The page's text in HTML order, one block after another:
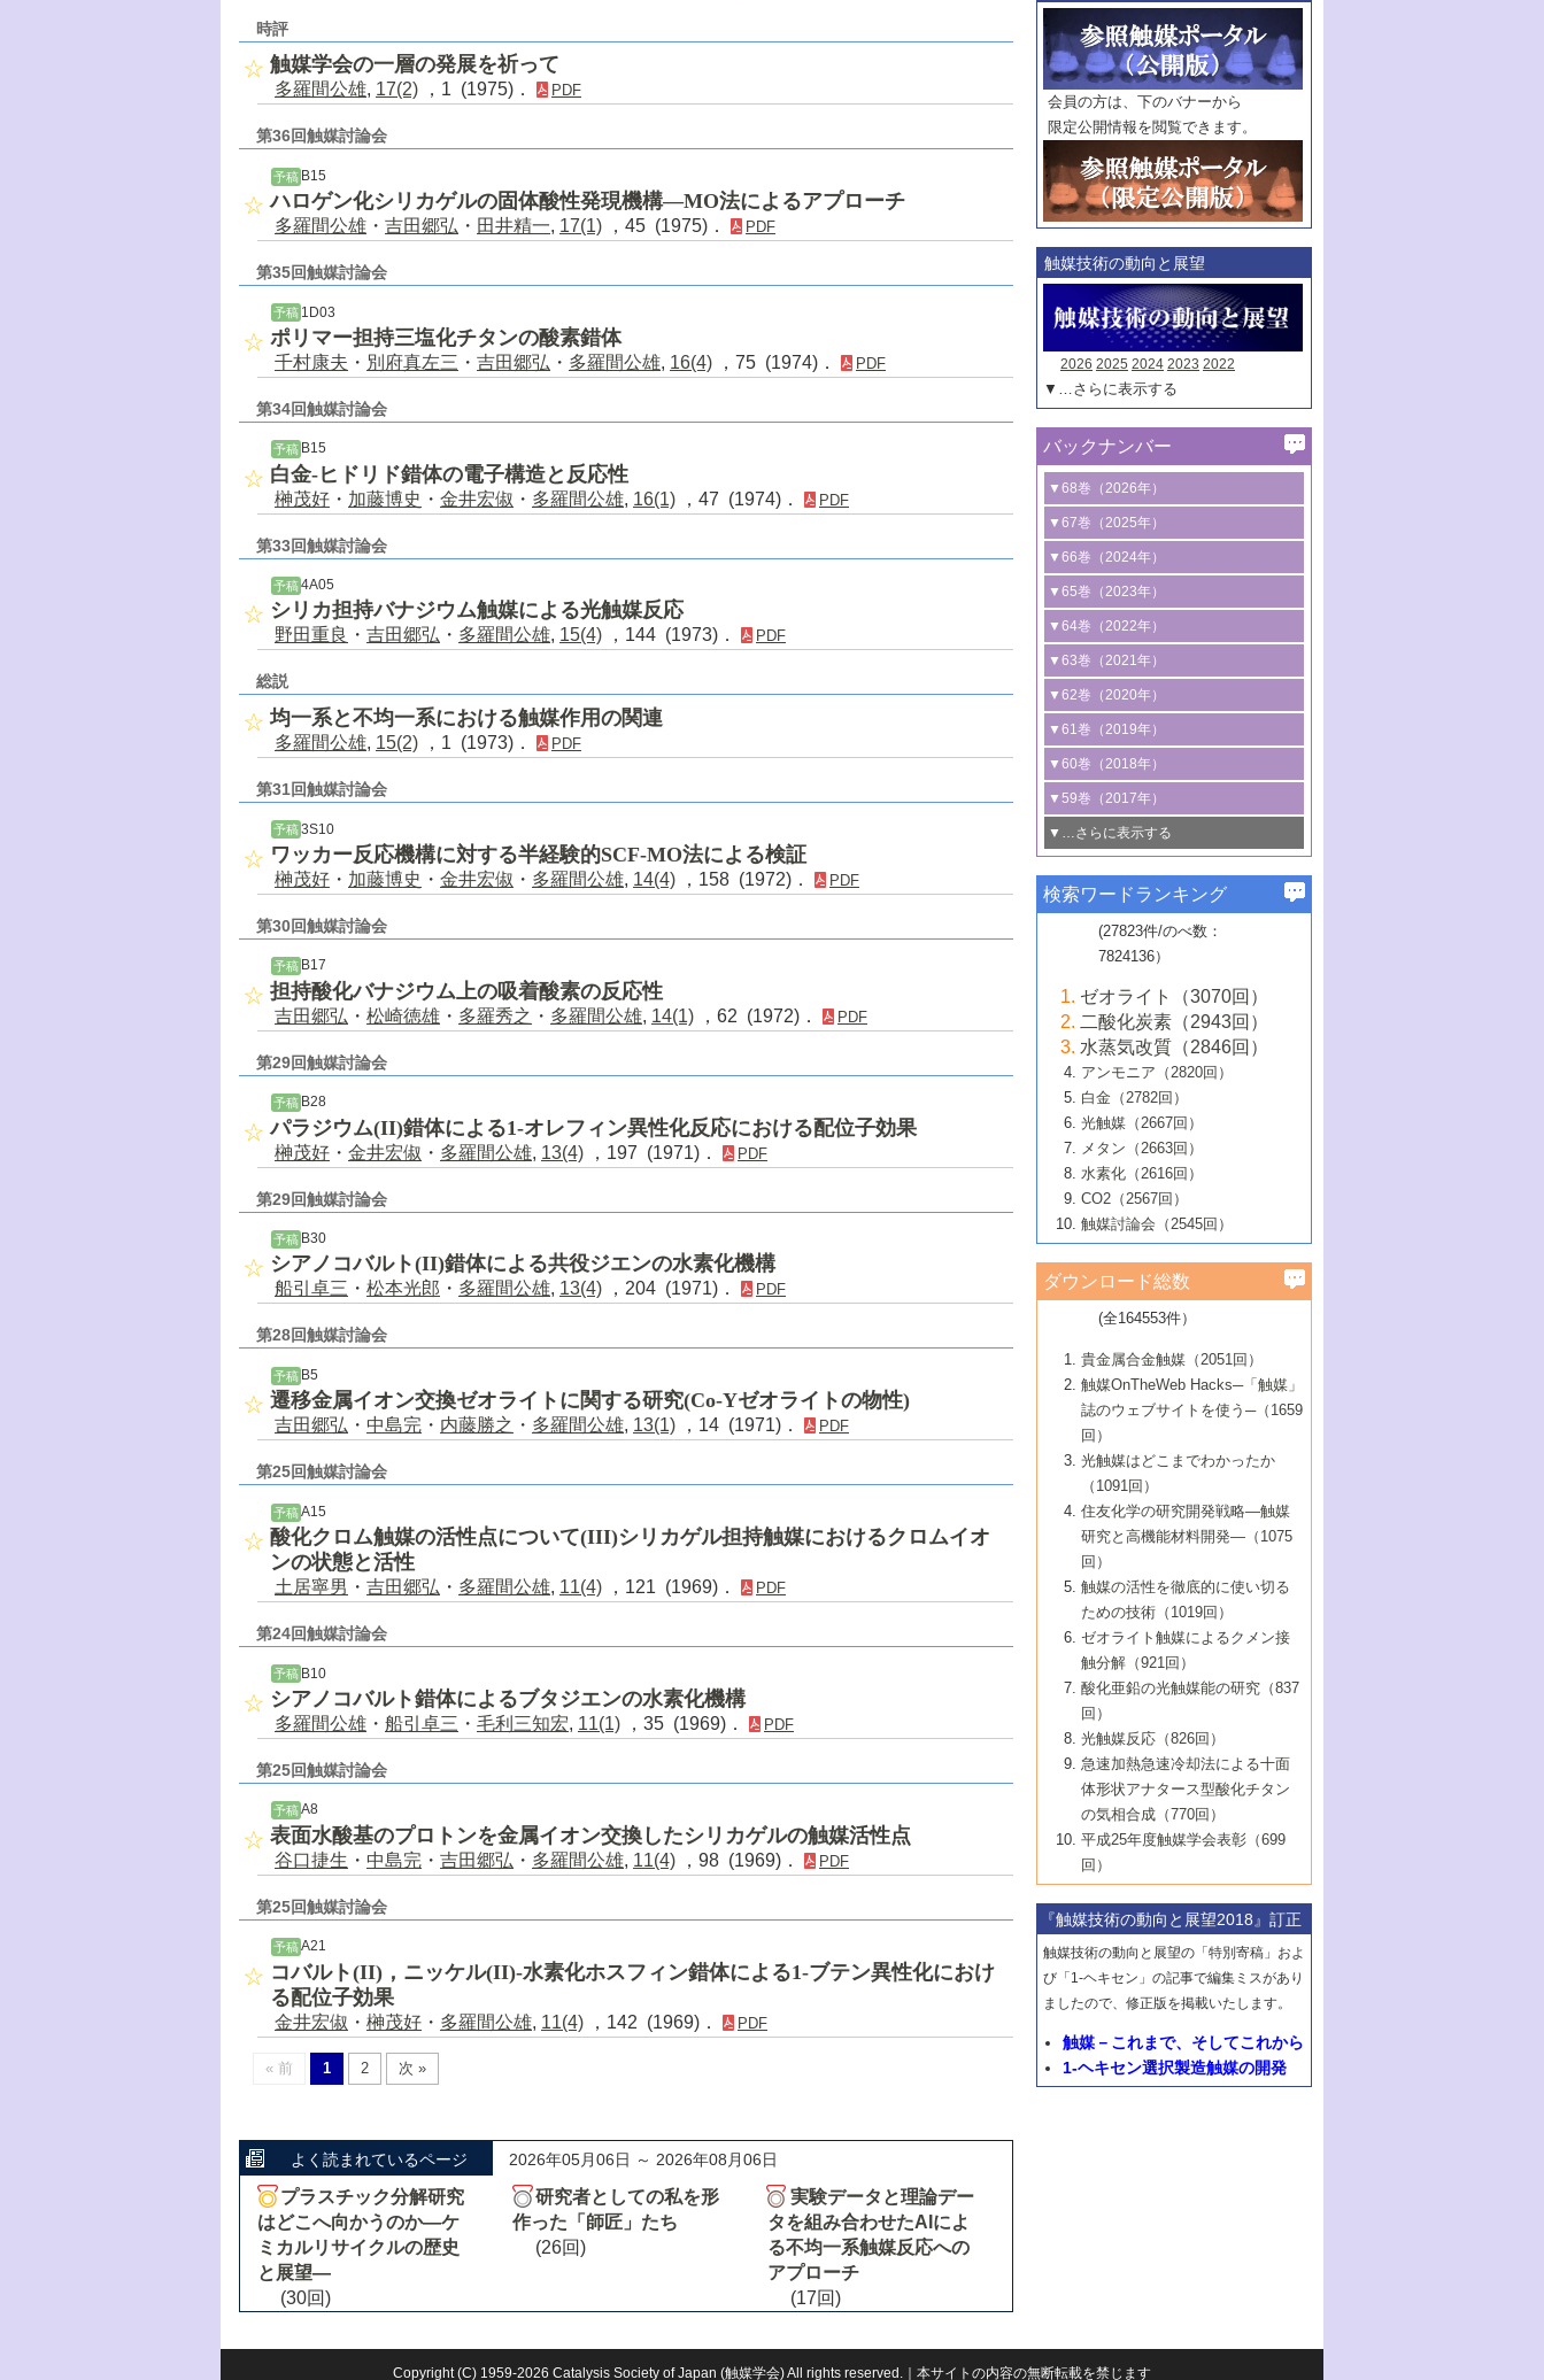
時評
触媒学会の一層の発展を祈って
多羅間公雄, 17(2) ，1 (1975)． PDF
第36回触媒討論会
予稿B15
ハロゲン化シリカゲルの固体酸性発現機構―MO法によるアプローチ
多羅間公雄 ・ 吉田郷弘 ・ 田井精一, 17(1) ，45 (1975)． PDF
第35回触媒討論会
予稿 1D03
ポリマー担持三塩化チタンの酸素錯体
千村康夫 ・ 別府真左三 ・ 吉田郷弘 ・ 多羅間公雄, 16(4) ，75 (1974)． PDF
第34回触媒討論会
予稿 B15
白金-ヒドリド錯体の電子構造と反応性
榊茂好 ・ 加藤博史 ・ 金井宏俶 ・ 多羅間公雄, 16(1) ，47 (1974)． PDF
第33回触媒討論会
予稿 4A05
シリカ担持バナジウム触媒による光触媒反応
野田重良 ・ 吉田郷弘 ・ 多羅間公雄, 15(4) ，144 (1973)． PDF
総説
均一系と不均一系における触媒作用の関連
多羅間公雄, 15(2) ，1 (1973)． PDF
第31回触媒討論会
予稿 3S10
ワッカー反応機構に対する半経験的SCF-MO法による検証
榊茂好 ・ 加藤博史 ・ 金井宏俶 ・ 多羅間公雄, 14(4) ，158 (1972)． PDF
第30回触媒討論会
予稿 B17
担持酸化バナジウム上の吸着酸素の反応性
吉田郷弘 ・ 松崎徳雄 ・ 多羅秀之 ・ 多羅間公雄, 14(1) ，62 (1972)． PDF
第29回触媒討論会
予稿 B28
パラジウム(II)錯体による1-オレフィン異性化反応における配位子効果
榊茂好 ・ 金井宏俶 ・ 多羅間公雄, 13(4) ，197 (1971)． PDF
第29回触媒討論会
予稿 B30
シアノコバルト(II)錯体による共役ジエンの水素化機構
船引卓三 ・ 松本光郎 ・ 多羅間公雄, 13(4) ，204 (1971)． PDF
第28回触媒討論会
予稿 B5
遷移金属イオン交換ゼオライトに関する研究(Co-Yゼオライトの物性)
吉田郷弘 ・ 中島完 ・ 内藤勝之 ・ 多羅間公雄, 13(1) ，14 (1971)． PDF
第25回触媒討論会
予稿A15
酸化クロム触媒の活性点について(III)シリカゲル担持触媒におけるクロムイオ
ンの状態と活性
土居寧男 ・ 吉田郷弘 ・ 多羅間公雄, 11(4) ，121 (1969)． PDF
第24回触媒討論会
予稿 B10
シアノコバルト錯体によるブタジエンの水素化機構
多羅間公雄 ・ 船引卓三 ・ 毛利三知宏, 11(1) ，35 (1969)． PDF
第25回触媒討論会
予稿 A8
表面水酸基のプロトンを金属イオン交換したシリカゲルの触媒活性点
谷口捷生 ・ 中島完 ・ 吉田郷弘 ・ 多羅間公雄, 11(4) ，98 (1969)． PDF
第25回触媒討論会
予稿 A21
コバルト(II)，ニッケル(II)-水素化ホスフィン錯体による1-ブテン異性化におけ
る配位子効果
金井宏俶 ・ 榊茂好 ・ 多羅間公雄, 11(4) ，142 (1969)． PDF
« 前 1 2 次 »
よく読まれているページ 2026年05月06日 ～ 2026年08月06日
プラスチック分解研究
はどこへ向かうのか―ケ
ミカルリサイクルの歴史
と展望―
(30回)
研究者としての私を形
作った「師匠」たち
(26回)
実験データと理論デー
タを組み合わせたAIによ
る不均一系触媒反応への
アプローチ
(17回)
会員の方は、下のバナーから
限定公開情報を閲覧できます。
触媒技術の動向と展望
2026 2025 2024 2023 2022
▼…さらに表示する
バックナンバー
▼68巻（2026年）
1号 過酸化水素合成に関する研究動向
2号 コンピューター技術により加速する
触媒開発
3号 有機分子変換やCO 資源化のための
光触媒に関する最近の研究
B号 第137回触媒討論会（2026年）
▼67巻（2025年）
1号 CO
水素化によるグリーン燃料/グリ
ーンケミカル製造
2号 水素製造のための水分解技術に関す
る最近の研究
3号 オレフィン系樹脂の精密合成に関す
る最新技術
4号 アルコール類の効率的変換を実現す
る非貴金属触媒の研究動向
5号 ゼオライトの合成と応用における研
究動向
6号 ヘテロ接合界面
B号 第135回触媒討論会（2025年）
▼66巻（2024年）
1号 低次元ナノ構造を有する触媒材料
2号 規制反応場を活用した固体触媒研究
の新展開
3号 未踏分子変換を目指した酸化触媒プ
ロセスの最前線
4号 シンクロトロン放射光および中性子
線を利用した触媒解析技術の最先端
5号 単原子触媒
6号 参照触媒委員会からのお知らせ
B号 第133回触媒討論会（2023年）
▼65巻（2023年）
1号 炭素が関わる触媒機能
2号 プラスチックケミカルリサイクルの
ための触媒技術
3号 非酸化物系金属化合物を基盤とした
触媒材料の開発
4号 格子酸素・格子酸素欠陥を利用した
触媒反応
5号 生体触媒によるエネルギー変換反応
6号 窒素とリンの循環のための触媒・機
能性材料
▼64巻（2022年）
1号 合成ガス製造とCOを用いるケミカル
ズ合成の最新動向
2号 化学品合成のための合金触媒開発
3号 CO の排出削減および有効活用のた
めの触媒技術
4号 若手による情報発信企画～とびたて
若き触媒の研究者たち～（1）
若き触媒の研究者たち～（2）
6号 石油のノーブル・ユースを志向した
触媒技術
大学：オンライン・対面開催）
▼63巻（2021年）
1号 金触媒の新展開
2号 ペロブスカイト
3号 特殊反応場を利用した触媒的分子変
換反応
4号 多孔質材料を用いた触媒の新展開
5号 情報学的手法を用いた触媒開発
6号 カーボンニュートラルに向けた電解
技術
B号 第127回触媒討論会（2021年・オン
ライン開催(Zoom)のみ）
▼62巻（2020年）
1号 触媒設計を拓く欠陥構造のキャラク
タリゼーション
2号 機能化学品製造に資するクリーンな
触媒的酸化反応
3号 水処理のための触媒化学
4号 光触媒を用いた水分解の最新の研究
動向
5号 次世代の触媒プロセスを支えるマイ
6号 メタン転換技術の最新動向
B号 第125回触媒討論会（2020年・工学
院大学）
▼61巻（2019年）
1号 物質移動制御に着目した触媒プロセ
ス開発
2号 CO2 フリー水素サプライチェーンに
関わる触媒開発動向
3号 精密高分子合成に関する最近の研究
動向
4号 バイオマス化成品製造のための触媒
5号 固体触媒による含窒素有機化合物変
換の最前線
6号 貴金属使用量低減に向けた自動車排
ガス浄化触媒の開発
B号 第123回触媒討論会（2019年・大阪
▼60巻（2018年）
1号 固体酸触媒の最新の研究動向
2号 二酸化炭素からの有用化学品合成
3号 ナノ粒子・クラスター触媒の最前線
4号 60周年記念企画
5号 進化するゼオライト合成技術
6号 非貴金属系触媒における電気化学的
B号 第121回触媒討論会（2018年・東京
大学）
▼59巻（2017年）
1号 いたるところに，触媒
最先端技術
3号 無機分離膜材料の開発と触媒反応プ
ロセスへの適用
5号 水素のふるまいを解き明かす最先端
研究
6号 低級アルカンの有効利用のための触
媒技術
B号 第119回触媒討論会（2017年・首都
大学東京）
▼…さらに表示する
1号 ユニークな構造の高分子を生み出す触
2号 リグニンからの化成品製造に向けた触
媒技術
3号 触媒研究の最先端～とびたて若き研究
者たち～（1）
4号 触媒研究の最先端～とびたて若き研究
者たち～（2）
5号 触媒研究の最先端～とびたて若き研究
者たち～（3）
6号 イオニクス材料と燃料電池・電解合成
の最新の研究動向
B号 第117回触媒討論会（2016年・大阪府
立大学）
▼57巻（2015年）
1号 水素キャリアにかかわる触媒技術の新
2号 石油精製用触媒の最近の進展
3号 固体酸化物形燃料電池（SOFC）におけ
るアノード触媒上での燃料直接改質技術
4号 コアシェル構造の制御による触媒機能
5号 工業触媒およびその周辺技術の最近の
進歩
6号 ナノシート
B号 第115回触媒討論会（2015年・成蹊大
▼56巻（2014年）
2号 光触媒反応機構に関する最新の研究動
向
開発動向
4号 人工光合成に向けた近年のアプローチ
5号 未利用熱エネルギーの有効活用に貢献
する触媒技術
6号 ポリオキソメタレート
B号 第113回触媒討論会（2014年・ロワジ
ールホテル豊橋）
1号 高耐久性燃料電池システム用触媒にお
ける新展開
2号 リビングラジカル重合の最近の動向
3号 天然ガスの化学工業的展開に関する触
媒技術
4号 貴金属触媒の精密構造制御とその活用
5号 バイオマス化成品製造のための固体触
6号 ナノ空間─吸着状態解析から新機能開拓
B号 第111回触媒討論会（2013年・関西大
▼54巻（2012年）
1号 規則性多孔体の利用技術における最近
の進歩
2号 第109回触媒討論会
3号 貴金属低減技術の最新動向
4号 貴金属代替技術の最新動向
5号 光触媒による物質変換反応の新展開
6号 グラフェン
7号 水素を利用する化成品合成の新潮流
▼53巻（2011年）
1号 金属学から見る合金触媒の新展開
2号 第107回触媒討論会
3号 触媒のその場観察法の進歩（１）
4号 触媒のその場観察法の進歩（２）
5号 不活性結合の触媒的活性化による有機
合成
6号 新しい固体酸触媒技術
7号 ゼオライト合成における最近の進歩
▼52巻（2010年）
1号 触媒の劣化対策と長寿命触媒開発
2号 第105回触媒討論会
3号 ナノ構造が拓く新機能
4号 活性サイトおよびその環境の精密な設
計による触媒の高機能化
5号 触媒を有効に使うための技術
7号 有機分子触媒による精密有機合成
8号 高機能化ポリオレフィンに向けた重合
触媒の最近の進展
1号 炭素材料－熱い注目を集める材料－
2号 第103回触媒討論会
3号 環境浄化用光触媒の現状と課題
4号 水素社会の実現に向けた水素製造・貯
蔵技術の進歩
5号 CO2が関わる触媒・材料
7号 持続可能社会実現のための触媒および
触媒関連技術
▼50巻（2008年）
1号 触媒化学と学会のこの10年，半世紀，
そして未来
2号 第101回触媒討論会
4号 錯体を利用したユニークな表面構造の
構築と機能
5号 若手会員による触媒研究の未来展望1：
企業編
6号 第102回触媒討論会
7号 触媒・化学反応における計算化学の進
8号 若手研究者による触媒研究の未来展望
2：大学・研究所編
▼49巻（2007年）
1号 含フッ素化合物の合成と触媒
2号 第99回触媒討論会
3号 実用的ファインケミカル合成プロセス
を実現する触媒
5号 こんな物質，あんな物質―新たな触媒
の可能性―
7号 『結晶の化学』を活かした触媒研究
8号 イオン液体の応用
▼48巻（2006年）
1号 固体酸触媒の最近の進歩
2号 第97回触媒討論会
3号 リビング重合触媒の最近の展開
5号 水素製造・貯蔵のための触媒技術の新
しい展開
6号 第98回触媒討論会
7号 基礎化学品製造の触媒技術
8号 多機能型リアクター
1号 最近の触媒担体とその効果
2号 第95回触媒討論会
4号 水分解用光触媒材料
5号 時間分解分光の進歩と応用
6号 第96回触媒討論会
8号 超臨界流体を用いた化学プロセスの新
▼46巻（2004年）
1号 部分酸化反応触媒の最前線
2号 第93回触媒討論会
3号 特殊エネルギー場の触媒反応
4号 生体内における金属の触媒作用
5号 ファインケミカルズの展開に寄与する
6号 第94回触媒討論会
7号 サブナノレベルでみた新しい表面現象
8号 オレフィン重合触媒の新たな展
▼45巻（2003年）
1号 なぜこの触媒が良いのか？
2号 第91回触媒討論会
3号 最近の自動車排ガス処理技術
4号 触媒研究の現状と将来─第90回触媒討論
5号 基礎化学品製造の触媒技術
6号 第92回触媒討論会
7号 基礎化学品製造の触媒技術
8号 資源の循環と触媒技術
▼44巻（2002年）
1号 高次制御された触媒の化学
2号 第89回触媒討論会
3号 触媒を利用した電気化学の新展開
4号 ナノ材料の調製と機能化
5号 こんな触媒が欲しい
6号 第90回触媒討論会
7号 触媒研究と学術雑誌/情報
8号 若い世代からみた触媒化学の現状と未
▼43巻（2001年）
1号 グリーンケミストリーと触媒
2号 第87回触媒討論会特集号
3号 生体触媒とバイオプロセス
4号 水素製造・利用の触媒化学
5号 触媒研究における新しい切り口：コン
ビナトリアルケミストリー
6号 第88回触媒討論会特集号
7号 企業における触媒研究のブレークスル
8号 この材料を触媒として使ってみません
▼42巻（2000年）
1号 触媒反応工学の明日を拓く
2号 第85回触媒討論会
3号 反応ダイナミクス
5号 触媒のおもしろさをどのように伝える
6号 第86回触媒討論会
7号 水素化精製触媒の新しい展開
8号 新しい反応性と機能性を目指した金属
クラスタ-化学
▼41巻（1999年）
1号 孔、穴、あな?-特異な空間とその利用-
2号 第83回触媒討論会
3号 均一系触媒反応最前線
4号 実用炭素材料の新展開
5号 研究の方法論を考える
7号 機能性金属材料と触媒
8号 触媒研究へのNMRの応用と展望
▼40巻（1998年）
進展と21世紀への提言/創立40周年記念・触
媒学会この10年の歩みとこれから/創立40周
2号 第81回触媒討論会
3号 計算機触媒化学へのさそい
4号 触媒劣化の制御と予測
5号 最新の実用プロセスと触媒
6号 第82回触媒討論会
7号 ナノ構造体の化学
8号 あの反応は今
1号 均一系と不均一系触媒反応-その特徴と
接点
2号 第79回触媒討論会
3号 最新NO除去触媒の実用化研究
4号 新しい反応場を目指した触媒調製
5号 反応・分離技術の新しい展開
6号 第80回触媒討論会
8号 AFMでみる世界
▼38巻（1996年）
1号 触媒の構造と触媒作用/C1化学を中心と
する21世紀への触媒
3号 オリンピックメダル:金・銀・銅はどん
な触媒作用を示すか
4号 触媒作用における機能の複合化
5号 未来を拓け！若手研究者
6号 第78回触媒討論会
7号 ダイナミックな領域への触媒研究の展
開/C1化学を中心とする21世紀への触媒
▼37巻（1995年）
1号 ファインケミカルズと固体触媒
2号 第75回触媒討論会
3号 希土類を利用した触媒
4号 触媒とリサイクル
5号 エネルギー変換触媒
6号 第76回触媒討論会
7号 表面吸着相の新しい展開
8号 マイクロポーラス・クリスタル触媒の
最近の進歩
▼36巻（1994年）
1号 電気化学と触媒
2号 第73回触媒討論会
3号 C4化学の展開
4号 《通常号》
5号 《通常号》
6号 第74回触媒討論会
8号 最近話題の錯体触媒反応
▼35巻（1993年）
1号 工業触媒開発マニュアル―探索から工
業化まで
2号 第71回触媒討論会
3号 研究開発のうらおもて―着想と展開
4号 触媒劣化と寿命の予測
5号 環境に優しい触媒
6号 第72回触媒討論会
7号 クラスター化学とその周辺
8号 CO2 の化学的利用と触媒
▼34巻（1992年）
1号 インパクトを与えたこの研究
2号 第69回触媒討論会
3号 ケミカルズ合成触媒―新しい展開と応
5号 形にこだわる触媒性能―外形，細孔構
造，表面形状から触媒・担体を考える
7号 フロン問題と触媒の役割/形にこだわる
触媒性能―外形，細孔構造，表面形状から
8号 層間はどこまで利用できたか―層状化
▼33巻（1991年）
1号 触媒プロセス開発マニュアル―探索か
ら工業化まで，知っておきたいこと PartII
2号 第67回触媒討論会
4号 表面水素とバルク水素その触媒反応と
のかかわり
5号 生産プロセスにおける環境浄化
6号 第68回触媒討論会
7号 天然ガス利用と触媒技術
8号 広がるポリマー関連の触媒
▼32巻（1990年）
1号 21世紀に向けて触媒研究の飛躍をめざ
す―触媒化学の裾野を広げよう
2号 第65回触媒討論会
3号 有機金属化学の新しい展開と応用
4号 触媒プロセス開発マニュアル―探索か
ら工業化まで，知っておきたいこと
5号 生体関連触媒
6号 第66回触媒討論会
7号 実験技術シリーズ
8号 In-situ 測定による触媒表面の微視的構
▼31巻（1989年）
1号 情報科学と反応設計・材料設計
2号 第63回触媒討論会
4号 不定比酸化物の構造，物性，触媒作用
5号 《通常号》
6号 第64回触媒討論会
8号 環境問題における触媒の役割
▼30巻（1988年）
1号 《通常号》
2号 第61回触媒討論会
3号 C―H結合の活性化
5号 顕微鏡で表面微細構造を見る
7号 固体表面の化学設計と機能
▼29巻（1987年）
1号 1987触媒研究の動向と展望
2号 第59回触媒討論会
4号 触媒燃焼
5号 均一系触媒
6号 第60回触媒討論会
▼28巻（1986年）
1号 《通常号》
2号 第57回触媒討論会
3号 メタノール利用と触媒
4号 触媒構造の精密制御
5号 工業における触媒
▼27巻（1985年）
1号 触媒研究におけるパソコンの利用
2号 第55回触媒討論会
3号 新しい有機合成と触媒
4号 触媒材料としての金属リン酸塩
▼26巻（1984年）
1号 触媒のいろいろな応用
2号 第53回触媒討論会
3号 活性点の構造と機能
▼25巻（1983年）
1号 <<通常号>>
2号 第51回触媒討論会
▼24巻（1982年）
1号 第49回触媒討論会
▼23巻（1981年）
4号 第44回触媒討論会
5号 <<通常号>>
5号 触媒調製法
3号 触媒寿命とその予測
2号 固体表面の新しい研究方法
1号 第34回触媒討論会
▼15巻（1973年）
検索ワードランキング
(27823件/のべ数：
7824136）
ゼオライト（3070回）
二酸化炭素（2943回）
水蒸気改質（2846回）
アンモニア（2820回）
白金（2782回）
光触媒（2667回）
メタン（2663回）
水素化（2616回）
CO2（2567回）
触媒討論会（2545回）
ダウンロード総数
(全164553件）
貴金属合金触媒（2051回）
触媒OnTheWeb Hacks─「触媒」
誌のウェブサイトを使う─（1659
回）
光触媒はどこまでわかったか
（1091回）
住友化学の研究開発戦略―触媒
研究と高機能材料開発―（1075
回）
触媒の活性を徹底的に使い切る
ための技術（1019回）
ゼオライト触媒によるクメン接
触分解（921回）
酸化亜鉛の光触媒能の研究（837
回）
光触媒反応（826回）
急速加熱急速冷却法による十面
体形状アナタース型酸化チタン
の気相合成（770回）
平成25年度触媒学会表彰（699
回）
『触媒技術の動向と展望2018』訂正
触媒技術の動向と展望の「特別寄稿」およ
び「1-ヘキセン」の記事で編集ミスがあり
ましたので、修正版を掲載いたします。
触媒－これまで、そしてこれから
1-ヘキセン選択製造触媒の開発
Copyright (C) 1959-2026 Catalysis Society of Japan (触媒学会) All rights reserved.｜本サイトの内容の無断転載を禁じます